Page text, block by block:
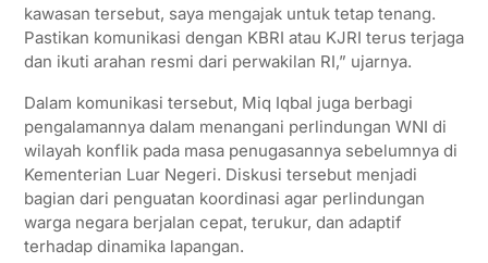
kawasan tersebut, saya mengajak untuk tetap tenang.
Pastikan komunikasi dengan KBRI atau KJRI terus terjaga
dan ikuti arahan resmi dari perwakilan RI,” ujarnya.
Dalam komunikasi tersebut, Miq Iqbal juga berbagi
pengalamannya dalam menangani perlindungan WNI di
wilayah konflik pada masa penugasannya sebelumnya di
Kementerian Luar Negeri. Diskusi tersebut menjadi
bagian dari penguatan koordinasi agar perlindungan
warga negara berjalan cepat, terukur, dan adaptif
terhadap dinamika lapangan.